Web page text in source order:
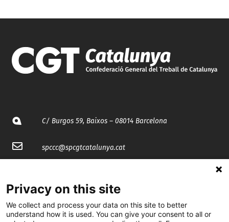
C/ Burgos 59, Baixos – 08014 Barcelona
spccc@spcgtcatalunya.cat
@CGTCatalunya
Privacy on this site
We collect and process your data on this site to better
understand how it is used. You can give your consent to all or